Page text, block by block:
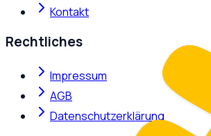
Kontakt
Rechtliches
Impressum
AGB
Datenschutzerklärung